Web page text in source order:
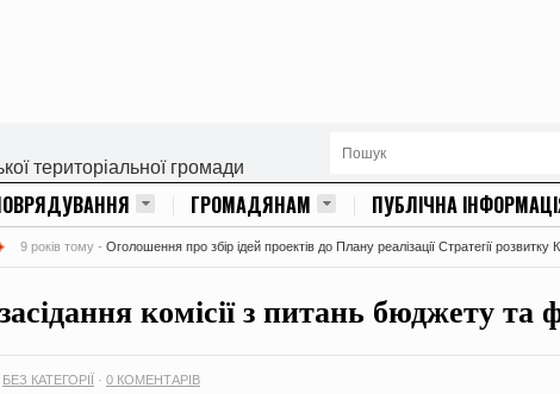
територіальної громади
ГРОМАДЯНАМ ПУБЛІЧНА
9 років тому - Оголошення про збір ідей проектів до Плану реалізації Стратегії
комісії з питань бюджету та
БЕЗ КАТЕГОРІЇ · 0 КОМЕНТАРІВ